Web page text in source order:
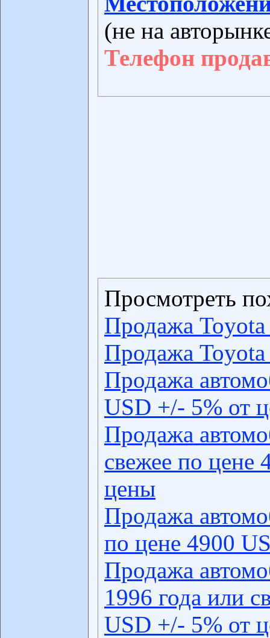
(не на
Телефон
Просмотреть
Продажа
Продажа
Продажа
USD +/- 5% от
Продажа
свежее по цене
цены
Продажа
по цене 4900
Продажа
1996 года или
USD +/- 5% от